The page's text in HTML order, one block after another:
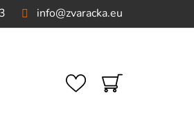
info@zvaracka.eu
NÁKUPNÝ